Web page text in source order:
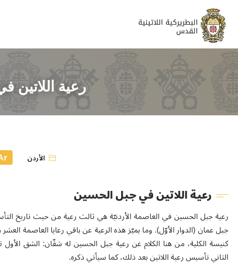
رعية
الأردن
رعية اللاتين في جبل الحسين
رعية جبل الحسين في العاصمة الأردنيّة هي ثالث رعية من حيث تاريخ
جبل عمان (الدوار الأوّل). وما يميّز هذه الرعية عن باقي رعايا العاصمة
كنيسة الكلية، من هنا الكلام عن رعية جبل الحسين له شقّان: الشق
الثاني تأسيس رعية اللاتين بعد ذلك، كما سيأتي ذكره.